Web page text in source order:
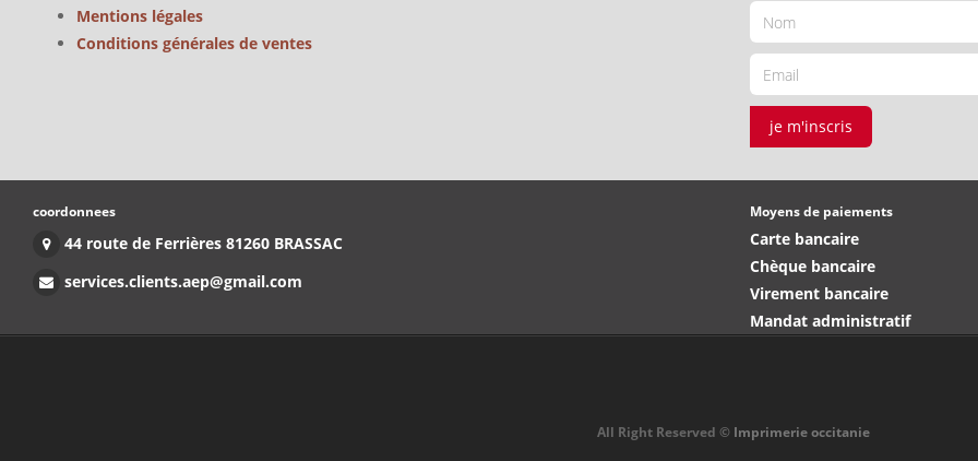
Mentions légales
Conditions générales de ventes
je m'inscris
coordonnees
44 route de Ferrières 81260 BRASSAC
services.clients.aep@gmail.com
Moyens de paiements
Carte bancaire
Chèque bancaire
Virement bancaire
Mandat administratif
All Right Reserved © Imprimerie occitanie